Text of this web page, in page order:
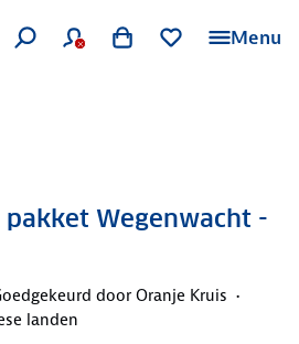
Menu
Wegenwacht -
door Oranje Kruis
landen